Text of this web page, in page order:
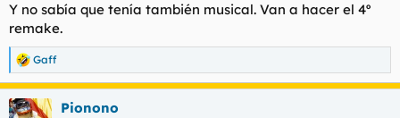
Y no sabía que tenía también musical. Van a hacer el 4º
remake.
R
e
a
c
Gaff
Pionono